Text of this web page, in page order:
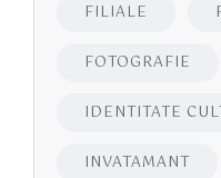
FILIALE
FOTOGRAFIE
IDENTITATE
INVATAMANT